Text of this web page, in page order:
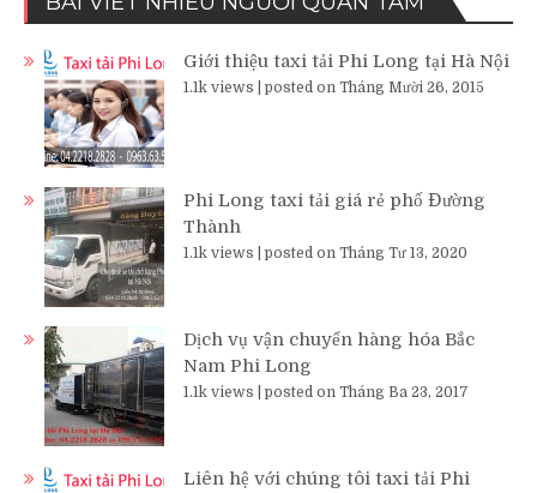
Giới thiệu taxi tải Phi Long tại Hà Nội
1.1k views posted on Tháng Mười 26, 2015
Phi Long taxi tải giá rẻ phố Đường
Thành
1.1k views posted on Tháng Tư 13, 2020
Dịch vụ vận chuyển hàng hóa Bắc
Nam Phi Long
1.1k views posted on Tháng Ba 23, 2017
Liên hệ với chúng tôi taxi tải Phi